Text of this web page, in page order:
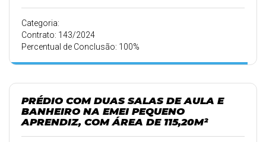
Categoria:
Contrato: 143/2024
Percentual de Conclusão: 100%
PRÉDIO COM DUAS SALAS DE AULA E
BANHEIRO NA EMEI PEQUENO
APRENDIZ, COM ÁREA DE 115,20M²